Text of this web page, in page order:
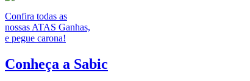
Confira todas as
nossas ATAS Ganhas,
e pegue carona!
Conheça a Sabic